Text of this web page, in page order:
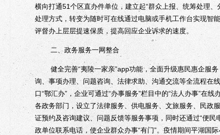
横向打通51个区直办件单位，建立起“群众上报、统筹处理
处理方式，转变为随时可在线通过电脑或手机工作台实现智
评督办上层层提速保质，提高回应企业诉求的速度。
二、政务服务一网整合
健全完善“夷陵一家亲”app功能，全面升级惠民惠企服务
询、事项办理、问题咨询、法律求助、沟通交流等全流程在
口“鄂汇办”，企业可通过“办事服务”栏目中的“法人办事”在
各政务部门，设立了法律服务、供电服务、文旅服务、民政
证预约及咨询建议、问题反馈等服务事项，同时还通过“便
政单位联系电话，使企业群众办事“有门”。疫情期间平湖国